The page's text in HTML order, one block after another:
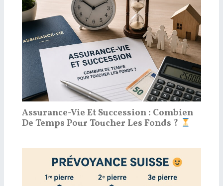
Assurance-Vie Et Succession : Combien
De Temps Pour Toucher Les Fonds ?